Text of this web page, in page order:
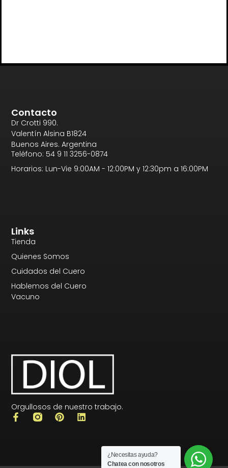
Orgullosos de nuestro trabajo.
Links
Tienda
Quienes Somos
Cuidados del Cuero
Hablemos del Cuero
Vacuno
Contacto
Dr Crotti 990.
Valentín Alsina B1824
Buenos Aires. Argentina
Teléfono: 54 9 11 3256-0874
Horarios: Lun-Vie 9:00AM - 12:00PM y 12:30pm a 16:00PM
¿Necesitas ayuda?
Chatea con nosotros